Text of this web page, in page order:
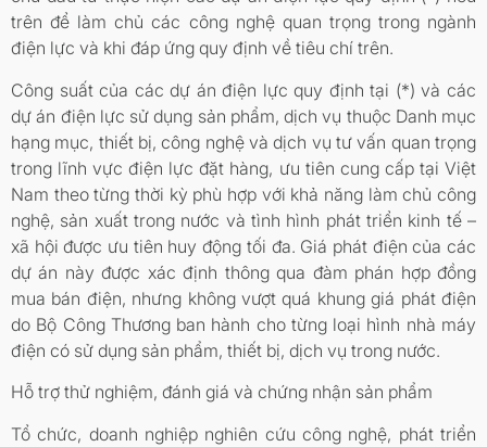
trên để làm chủ các công nghệ quan trọng trong ngành
điện lực và khi đáp ứng quy định về tiêu chí trên.
Công suất của các dự án điện lực quy định tại (*) và các
dự án điện lực sử dụng sản phẩm, dịch vụ thuộc Danh mục
hạng mục, thiết bị, công nghệ và dịch vụ tư vấn quan trọng
trong lĩnh vực điện lực đặt hàng, ưu tiên cung cấp tại Việt
Nam theo từng thời kỳ phù hợp với khả năng làm chủ công
nghệ, sản xuất trong nước và tình hình phát triển kinh tế –
xã hội được ưu tiên huy động tối đa. Giá phát điện của các
dự án này được xác định thông qua đàm phán hợp đồng
mua bán điện, nhưng không vượt quá khung giá phát điện
do Bộ Công Thương ban hành cho từng loại hình nhà máy
điện có sử dụng sản phẩm, thiết bị, dịch vụ trong nước.
Hỗ trợ thử nghiệm, đánh giá và chứng nhận sản phẩm
Tổ chức, doanh nghiệp nghiên cứu công nghệ, phát triển